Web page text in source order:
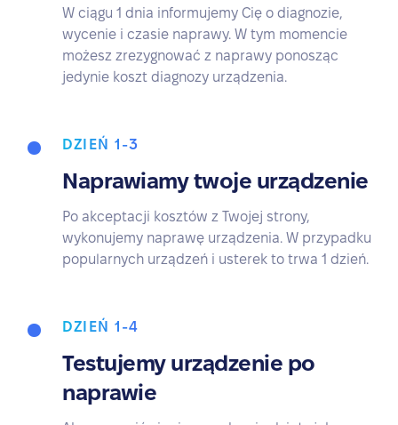
W ciągu 1 dnia informujemy Cię o diagnozie,
wycenie i czasie naprawy. W tym momencie
możesz zrezygnować z naprawy ponosząc
jedynie koszt diagnozy urządzenia.
DZIEŃ 1-3
Naprawiamy twoje urządzenie
Po akceptacji kosztów z Twojej strony,
wykonujemy naprawę urządzenia. W przypadku
popularnych urządzeń i usterek to trwa 1 dzień.
DZIEŃ 1-4
Testujemy urządzenie po
naprawie